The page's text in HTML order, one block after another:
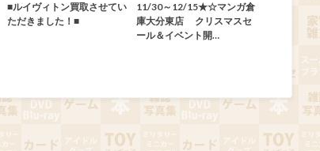
■ルイヴィトン買取させてい
ただきました！■
11/30～12/15★☆マンガ倉
庫大分東店 クリスマスセ
ール＆イベント開…